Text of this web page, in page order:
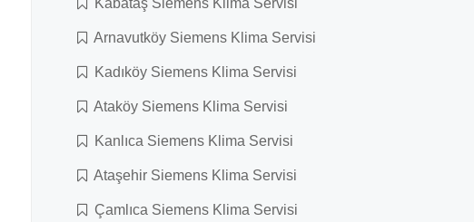
Kabataş Siemens Klima Servisi
Arnavutköy Siemens Klima Servisi
Kadıköy Siemens Klima Servisi
Ataköy Siemens Klima Servisi
Kanlıca Siemens Klima Servisi
Ataşehir Siemens Klima Servisi
Çamlıca Siemens Klima Servisi